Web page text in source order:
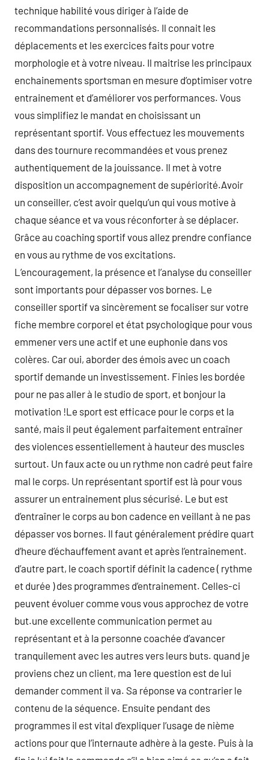
technique habilité vous diriger à l’aide de
recommandations personnalisés. Il connait les
déplacements et les exercices faits pour votre
morphologie et à votre niveau. Il maitrise les principaux
enchainements sportsman en mesure d’optimiser votre
entrainement et d’améliorer vos performances. Vous
vous simplifiez le mandat en choisissant un
représentant sportif. Vous effectuez les mouvements
dans des tournure recommandées et vous prenez
authentiquement de la jouissance. Il met à votre
disposition un accompagnement de supériorité.Avoir
un conseiller, c’est avoir quelqu’un qui vous motive à
chaque séance et va vous réconforter à se déplacer.
Grâce au coaching sportif vous allez prendre confiance
en vous au rythme de vos excitations.
L’encouragement, la présence et l’analyse du conseiller
sont importants pour dépasser vos bornes. Le
conseiller sportif va sincèrement se focaliser sur votre
fiche membre corporel et état psychologique pour vous
emmener vers une actif et une euphonie dans vos
colères. Car oui, aborder des émois avec un coach
sportif demande un investissement. Finies les bordée
pour ne pas aller à le studio de sport, et bonjour la
motivation !Le sport est efficace pour le corps et la
santé, mais il peut également parfaitement entraîner
des violences essentiellement à hauteur des muscles
surtout. Un faux acte ou un rythme non cadré peut faire
mal le corps. Un représentant sportif est là pour vous
assurer un entrainement plus sécurisé. Le but est
d’entraîner le corps au bon cadence en veillant à ne pas
dépasser vos bornes. Il faut généralement prédire quart
d’heure d’échauffement avant et après l’entrainement.
d’autre part, le coach sportif définit la cadence ( rythme
et durée ) des programmes d’entrainement. Celles-ci
peuvent évoluer comme vous vous approchez de votre
but.une excellente communication permet au
représentant et à la personne coachée d’avancer
tranquilement avec les autres vers leurs buts. quand je
proviens chez un client, ma 1ere question est de lui
demander comment il va. Sa réponse va contrarier le
contenu de la séquence. Ensuite pendant des
programmes il est vital d’expliquer l’usage de nième
actions pour que l’internaute adhère à la geste. Puis à la